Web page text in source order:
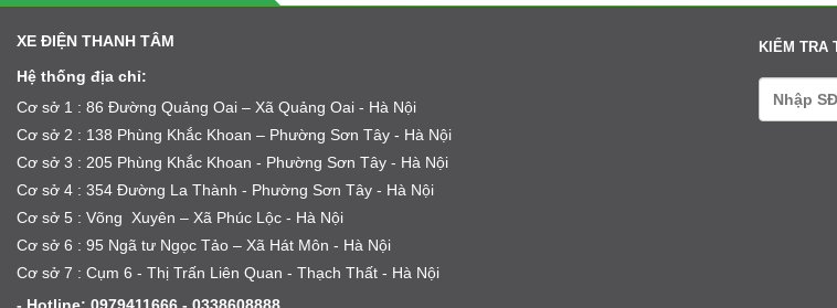
XE ĐIỆN THANH TÂM
Hệ thống địa chỉ:
Cơ sở 1 : 86 Đường Quảng Oai – Xã Quảng Oai - Hà Nội
Cơ sở 2 : 138 Phùng Khắc Khoan – Phường Sơn Tây - Hà Nội
Cơ sở 3 : 205 Phùng Khắc Khoan - Phường Sơn Tây - Hà Nội
Cơ sở 4 : 354 Đường La Thành - Phường Sơn Tây - Hà Nội
Cơ sở 5 : Võng Xuyên – Xã Phúc Lộc - Hà Nội
Cơ sở 6 : 95 Ngã tư Ngọc Tảo – Xã Hát Môn - Hà Nội
Cơ sở 7 : Cụm 6 - Thị Trấn Liên Quan - Thạch Thất - Hà Nội
KIỂM TRA